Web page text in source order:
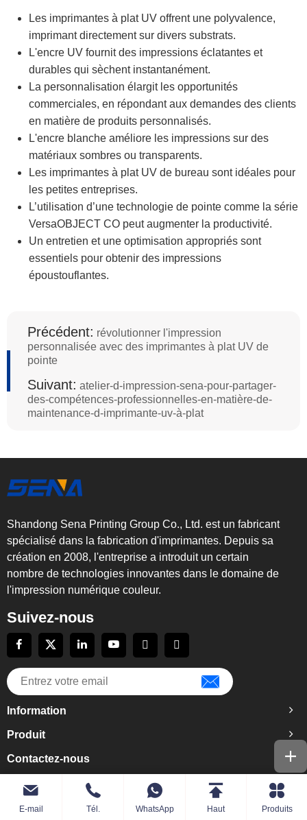
Les imprimantes à plat UV offrent une polyvalence,
imprimant directement sur divers substrats.
L'encre UV fournit des impressions éclatantes et
durables qui sèchent instantanément.
La personnalisation élargit les opportunités
commerciales, en répondant aux demandes des clients
en matière de produits personnalisés.
L'encre blanche améliore les impressions sur des
matériaux sombres ou transparents.
Les imprimantes à plat UV de bureau sont idéales pour
les petites entreprises.
L’utilisation d’une technologie de pointe comme la série
VersaOBJECT CO peut augmenter la productivité.
Un entretien et une optimisation appropriés sont
essentiels pour obtenir des impressions
époustouflantes.
Précédent: révolutionner l'impression
personnalisée avec des imprimantes à plat UV de
pointe
Suivant: atelier-d-impression-sena-pour-partager-
des-compétences-professionnelles-en-matière-de-
maintenance-d-imprimante-uv-à-plat
Shandong Sena Printing Group Co., Ltd. est un fabricant
spécialisé dans la fabrication d'imprimantes. Depuis sa
création en 2008, l'entreprise a introduit un certain
nombre de technologies innovantes dans le domaine de
l'impression numérique couleur.
Suivez-nous
Information
Produit
Contactez-nous
E-mail Tél. WhatsApp Haut Produits